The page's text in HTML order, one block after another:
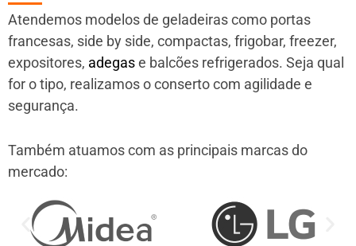
Atendemos modelos de geladeiras como portas
francesas, side by side, compactas, frigobar, freezer,
expositores, adegase balcões refrigerados. Seja qual
for o tipo, realizamos o conserto com agilidade e
segurança.
Também atuamos com as principais marcas do
mercado: